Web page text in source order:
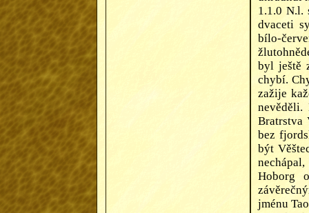
1.1.0 N.l.
dvaceti
bílo-
byl ještě
chybí.
zažije
nevěděli.
Bratrstva
bez
být
Hoborg
jménu